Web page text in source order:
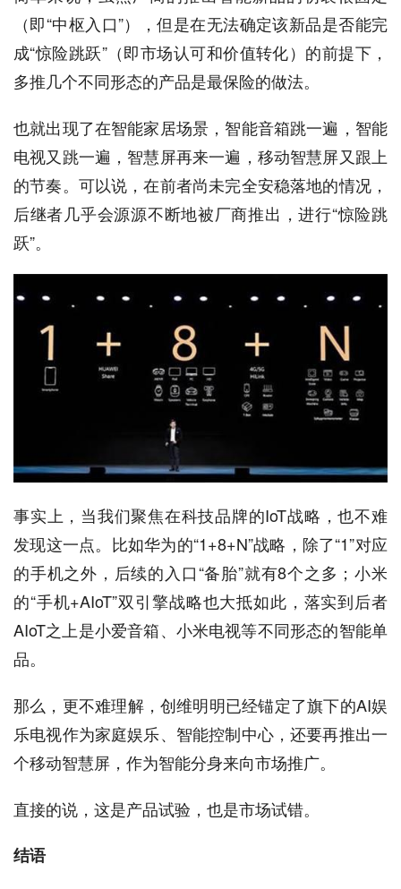
（即“中枢入口”），但是在无法确定该新品是否能完
成“惊险跳跃”（即市场认可和价值转化）的前提下，
多推几个不同形态的产品是最保险的做法。
也就出现了在智能家居场景，智能音箱跳一遍，智能
电视又跳一遍，智慧屏再来一遍，移动智慧屏又跟上
的节奏。可以说，在前者尚未完全安稳落地的情况，
后继者几乎会源源不断地被厂商推出，进行“惊险跳
跃”。
事实上，当我们聚焦在科技品牌的IoT战略，也不难
发现这一点。比如华为的“1+8+N”战略，除了“1”对应
的手机之外，后续的入口“备胎”就有8个之多；小米
的“手机+AIoT”双引擎战略也大抵如此，落实到后者
AIoT之上是小爱音箱、小米电视等不同形态的智能单
品。
那么，更不难理解，创维明明已经锚定了旗下的AI娱
乐电视作为家庭娱乐、智能控制中心，还要再推出一
个移动智慧屏，作为智能分身来向市场推广。
直接的说，这是产品试验，也是市场试错。
结语